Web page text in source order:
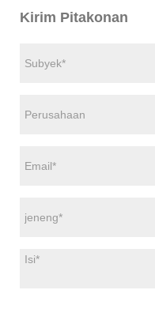
Kirim Pitakonan